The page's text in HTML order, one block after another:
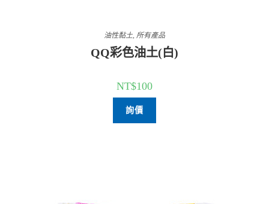
油性黏土 所有產品
QQ彩色油土(白)
NT$100
詢價